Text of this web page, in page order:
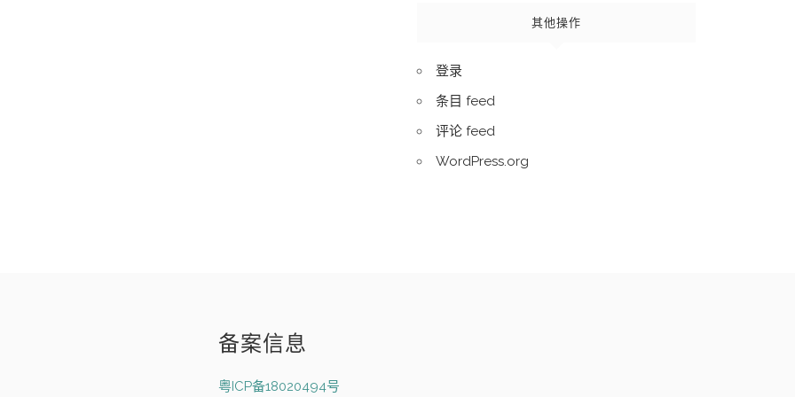
其他操作
登录
条目 feed
评论 feed
WordPress.org
备案信息
粤ICP备18020494号